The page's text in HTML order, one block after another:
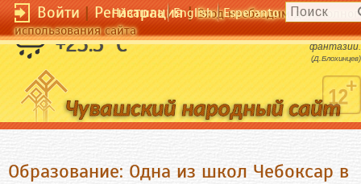
Войти|Регистрация|Вход необходим для
использования сайта
Чӑвашла English Esperanto
+23.5 °C
Фактов всегда достаточно - не хватает
фантазии.
(Д.Блохинцев)
Образование: Одна из школ Чебоксар в